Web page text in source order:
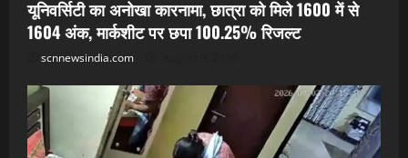
यूनिवर्सिटी का अनोखा कारनामा, छात्रा को मिले 1600 में से
1604 अंक, मार्कशीट पर छपा 100.25% रिजल्ट
scnnewsindia.com